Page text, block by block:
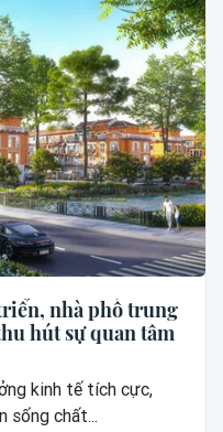
nhà phố trung
hút sự quan tâm
kinh tế tích cực,
sống chất...